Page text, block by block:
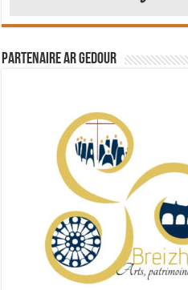
Partenaire Ar Gedour